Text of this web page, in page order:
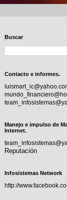
Buscar
Contacto e informes.
Manejo e impulso de
Internet.
Reputación
Infosistemas Network
http://